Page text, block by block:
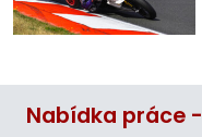
Nabídka práce